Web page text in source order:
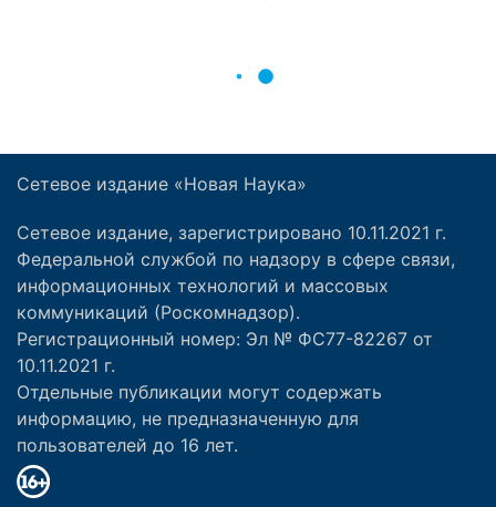
Сетевое издание «Новая Наука»
Сетевое издание, зарегистрировано 10.11.2021 г.
Федеральной службой по надзору в сфере связи,
информационных технологий и массовых
коммуникаций (Роскомнадзор).
Регистрационный номер: Эл № ФС77-82267 от
10.11.2021 г.
Отдельные публикации могут содержать
информацию, не предназначенную для
пользователей до 16 лет.